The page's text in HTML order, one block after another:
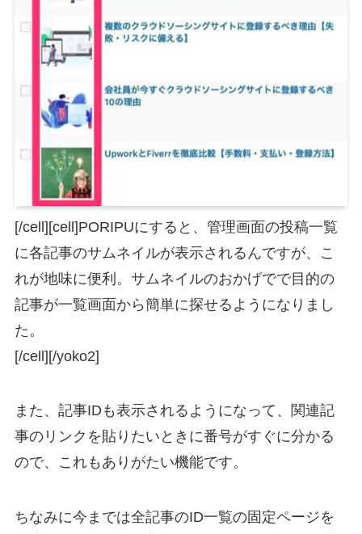
[/cell][cell]PORIPUにすると、管理画面の投稿一覧
に各記事のサムネイルが表示されるんですが、こ
れが地味に便利。サムネイルのおかげでで目的の
記事が一覧画面から簡単に探せるようになりまし
た。
[/cell][/yoko2]
また、記事IDも表示されるようになって、関連記
事のリンクを貼りたいときに番号がすぐに分かる
ので、これもありがたい機能です。
ちなみに今までは全記事のID一覧の固定ページを